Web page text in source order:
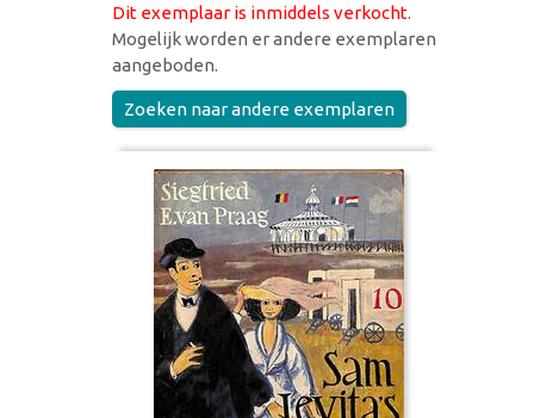
Dit exemplaar is inmiddels verkocht.
Mogelijk worden er andere exemplaren
aangeboden.
Zoeken naar andere exemplaren